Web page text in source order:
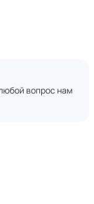
вопрос нам